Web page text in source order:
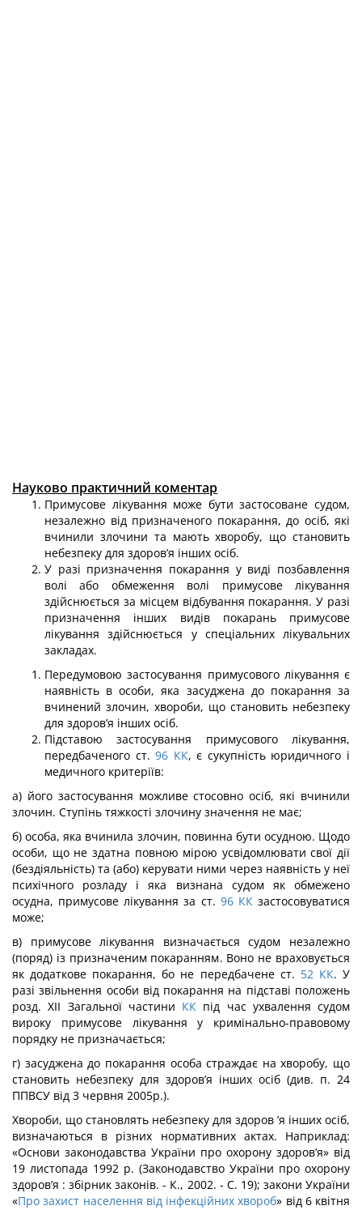
Науково практичний коментар
Примусове лікування може бути застосоване судом,
незалежно від призна­ченого покарання, до осіб, які
вчинили злочини та мають хворобу, що становить
небезпеку для здоров’я інших осіб.
У разі призначення покарання у виді позбавлення
волі або обмеження волі примусове лікування
здійснюється за місцем відбування покарання. У разі
при­значення інших видів покарань примусове
лікування здійснюється у спеціальних лікувальних
закладах.
Передумовою застосування примусового лікування є
наявність в особи, яка за­суджена до покарання за
вчинений злочин, хвороби, що становить небезпеку
для здоров’я інших осіб.
Підставою застосування примусового лікування,
передбаченого ст. 96 КК, є сукупність юридичного і
медичного критеріїв:
а) його застосування можливе стосовно осіб, які вчинили
злочин. Ступінь тяжко­сті злочину значення не має;
б) особа, яка вчинила злочин, повинна бути осудною. Щодо
особи, що не здатна повною мірою усвідомлювати свої дії
(бездіяльність) та (або) керувати ними через наявність у неї
психічного розладу і яка визнана судом як обмежено
осудна, приму­сове лікування за ст. 96 ККзастосовуватися
може;
в) примусове лікування визначається судом незалежно
(поряд) із призначеним покаранням. Воно не враховується
як додаткове покарання, бо не передбачене ст. 52 КК. У
разі звільнення особи від покарання на підставі положень
розд. XII Загальної частини КК під час ухвалення судом
вироку примусове лікування у кримінально-пра­вовому
порядку не призначається;
г) засуджена до покарання особа страждає на хворобу, що
становить небезпеку для здоров’я інших осіб (див. п. 24
ППВСУ від 3 червня 2005р.).
Хвороби, що становлять небезпеку для здоров ’я інших осіб,
визначаються в різних нормативних актах. Наприклад:
«Основи законодавства України про охорону здоров’я» від
19 листопада 1992 р. (Законодавство України про охорону
здоров’я : збірник за­конів. - К., 2002. - С. 19); закони України
«Про захист населення від інфекційних хвороб» від 6 квітня